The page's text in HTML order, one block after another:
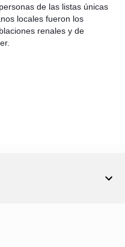
de las listas únicas
locales fueron los
renales y de